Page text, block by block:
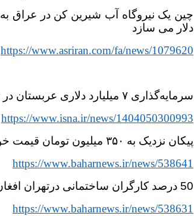
دلار می سازد
https://www.asriran.com/fa/news/1079620
سرمایه‌گذاری ۷ میلیارد دلاری عربستان در سوریه
https://www.isna.ir/news/1404050300993
پیکان نزدیک به ۳۵۰ میلیون تومان قیمت خورد
https://www.baharnews.ir/news/538641
50 درصد کارگران ساختمانی درتهران افغان بودند
https://www.baharnews.ir/news/538631